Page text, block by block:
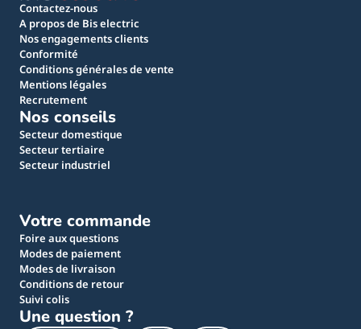
Contactez-nous
A propos de Bis electric
Nos engagements clients
Conformité
Conditions générales de vente
Mentions légales
Recrutement
Nos conseils
Secteur domestique
Secteur tertiaire
Secteur industriel
Votre commande
Foire aux questions
Modes de paiement
Modes de livraison
Conditions de retour
Suivi colis
Une question ?